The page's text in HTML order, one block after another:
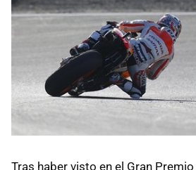
Tras haber visto en el Gran